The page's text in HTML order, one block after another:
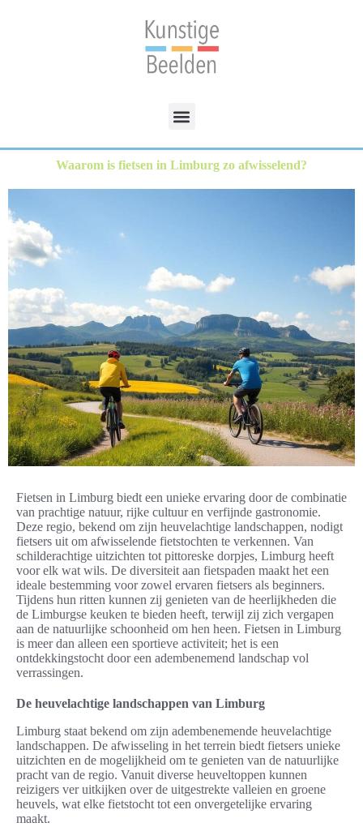
Waarom is fietsen in Limburg zo afwisselend?
Fietsen in Limburg biedt een unieke ervaring door de combinatie
van prachtige natuur, rijke cultuur en verfijnde gastronomie.
Deze regio, bekend om zijn heuvelachtige landschappen, nodigt
fietsers uit om afwisselende fietstochten te verkennen. Van
schilderachtige uitzichten tot pittoreske dorpjes, Limburg heeft
voor elk wat wils. De diversiteit aan fietspaden maakt het een
ideale bestemming voor zowel ervaren fietsers als beginners.
Tijdens hun ritten kunnen zij genieten van de heerlijkheden die
de Limburgse keuken te bieden heeft, terwijl zij zich vergapen
aan de natuurlijke schoonheid om hen heen. Fietsen in Limburg
is meer dan alleen een sportieve activiteit; het is een
ontdekkingstocht door een adembenemend landschap vol
verrassingen.
De heuvelachtige landschappen van Limburg
Limburg staat bekend om zijn adembenemende heuvelachtige
landschappen. De afwisseling in het terrein biedt fietsers unieke
uitzichten en de mogelijkheid om te genieten van de natuurlijke
pracht van de regio. Vanuit diverse heuveltoppen kunnen
reizigers ver uitkijken over de uitgestrekte valleien en groene
heuvels, wat elke fietstocht tot een onvergetelijke ervaring
maakt.